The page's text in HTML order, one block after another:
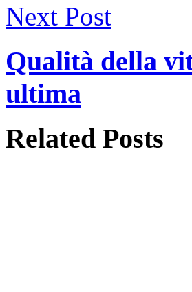
Next Post
Qualità della
ultima
Related Posts